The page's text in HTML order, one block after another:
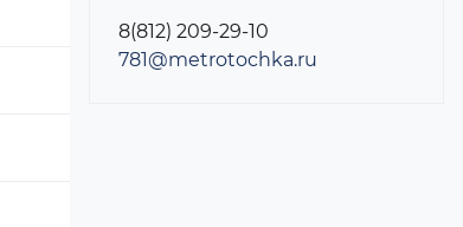
8(812) 209-29-10
781@metrotochka.ru